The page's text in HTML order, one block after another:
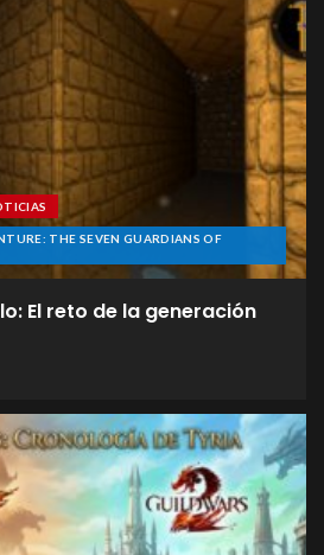
THE SEVEN GUARDIANS OF
El reto de la generación